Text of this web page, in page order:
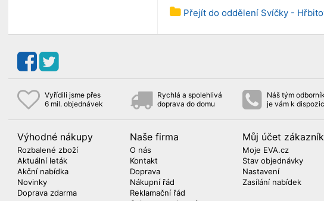
Přejít do oddělení Svíčky -
Vyřídili jsme přes
6 mil. objednávek
Rychlá a spolehlivá
doprava do domu
Náš tým
je vám k
Výhodné nákupy
Rozbalené zboží
Aktuální leták
Akční nabídka
Novinky
Doprava zdarma
Naše firma
O nás
Kontakt
Doprava
Nákupní řád
Reklamační řád
Můj účet
Moje EVA.cz
Stav objednávky
Nastavení
Zasílání nabídek